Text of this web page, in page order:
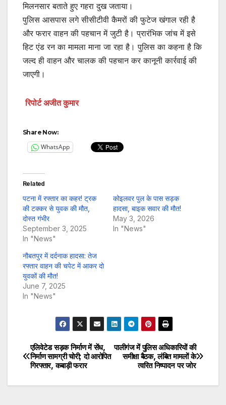
मिलनसार बताते हुए गहरा दुख जताया।
पुलिस आसपास लगे सीसीटीवी कैमरों की फुटेज खंगाल रही है
और फरार वाहन की पहचान में जुटी है। प्रारंभिक जांच में इसे
हिट एंड रन का मामला माना जा रहा है। पुलिस का कहना है कि
जल्द ही वाहन और चालक की पहचान कर कानूनी कार्रवाई की
जाएगी।
रिपोर्ट अजीत कुमार
Share Now:
WhatsApp
Related
पटना में रफ्तार का कहर! ट्रक
की टक्कर से युवक की मौत,
दोस्त गंभीर
September 3, 2025
In "News"
कोइलवर पुल के पास सड़क
हादसा, बाइक सवार की मौत!
May 3, 2026
In "News"
नौबतपुर में दर्दनाक हादसा: तेज
रफ्तार वाहन की चपेट में आकर दो
युवकों की मौत!
June 7, 2025
In "News"
Post
navigation
पालीगंज में पुलिस अधिकारियों की
समीक्षा बैठक, लंबित मामलों के
त्वरित निष्पादन पर जोर
एलिवेटेड सड़क निर्माण में सेंध,
निर्माण सामग्री चोरी; दो आरोपित
गिरफ्तार, कबाड़ी फरार